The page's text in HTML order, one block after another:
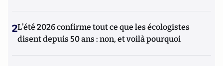
2L’été 2026 confirme tout ce que les écologistes
disent depuis 50 ans : non, et voilà pourquoi